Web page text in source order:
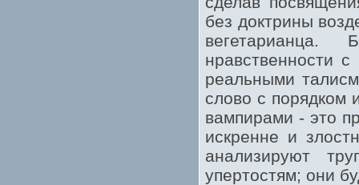
без доктрины
вегетарианца.
нравственности
реальными
слово с порядком
вампирами - это
искренне и
анализируют
упертостям; они